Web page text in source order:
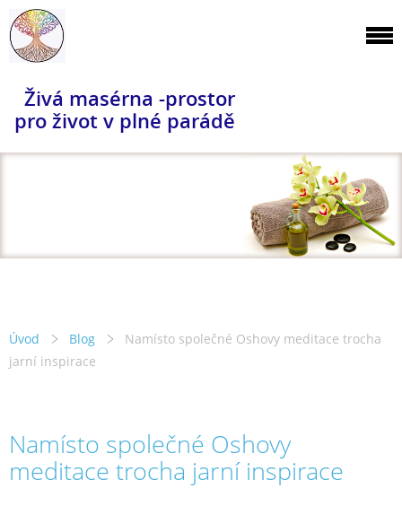
Živá masérna -prostor
pro život v plné parádě
Úvod Blog
Namísto společné Oshovy meditace trocha
jarní inspirace
Namísto společné Oshovy
meditace trocha jarní inspirace